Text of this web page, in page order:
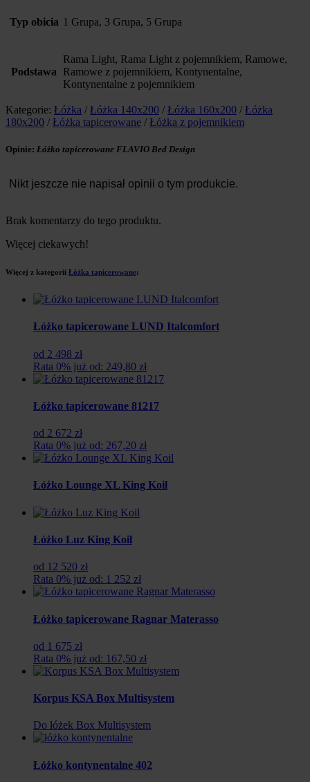
Typ obicia 1 Grupa, 3 Grupa, 5 Grupa
Podstawa
Rama Light, Rama Light z pojemnikiem, Ramowe,
Ramowe z pojemnikiem, Kontynentalne,
Kontynentalne z pojemnikiem
Kategorie: Łóżka / Łóżka 140x200 / Łóżka 160x200 / Łóżka
180x200 / Łóżka tapicerowane / Łóżka z pojemnikiem
Opinie: Łóżko tapicerowane FLAVIO Bed Design
Nikt jeszcze nie napisał opinii o tym produkcie.
Brak komentarzy do tego produktu.
Więcej ciekawych!
Więcej z kategorii Łóżka tapicerowane:
Łóżko tapicerowane LUND Italcomfort
od 2 498 zł
Rata 0% już od: 249,80 zł
Łóżko tapicerowane 81217
od 2 672 zł
Rata 0% już od: 267,20 zł
Łóżko Lounge XL King Koil
Łóżko Luz King Koil
od 12 520 zł
Rata 0% już od: 1 252 zł
Łóżko tapicerowane Ragnar Materasso
od 1 675 zł
Rata 0% już od: 167,50 zł
Korpus KSA Box Multisystem
Do łóżek Box Multisystem
Łóżko kontynentalne 402